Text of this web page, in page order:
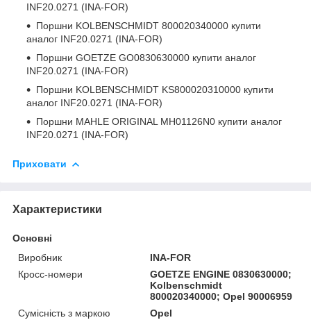
INF20.0271 (INA-FOR)
Поршни KOLBENSCHMIDT 800020340000 купити
аналог INF20.0271 (INA-FOR)
Поршни GOETZE GO0830630000 купити аналог
INF20.0271 (INA-FOR)
Поршни KOLBENSCHMIDT KS800020310000 купити
аналог INF20.0271 (INA-FOR)
Поршни MAHLE ORIGINAL MH01126N0 купити аналог
INF20.0271 (INA-FOR)
Приховати
Характеристики
Основні
Виробник
INA-FOR
Кросс-номери
GOETZE ENGINE 0830630000;
Kolbenschmidt
800020340000; Opel 90006959
Сумісність з маркою
Opel